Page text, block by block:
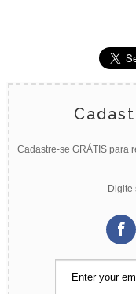
Cadastre-se GRÁTIS para
Digite